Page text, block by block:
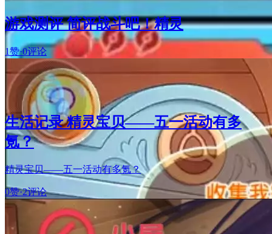
游戏测评 简评战斗吧！精灵
1赞·0评论
生活记录 精灵宝贝——五一活动有多
氪？
精灵宝贝——五一活动有多氪？
0赞·2评论